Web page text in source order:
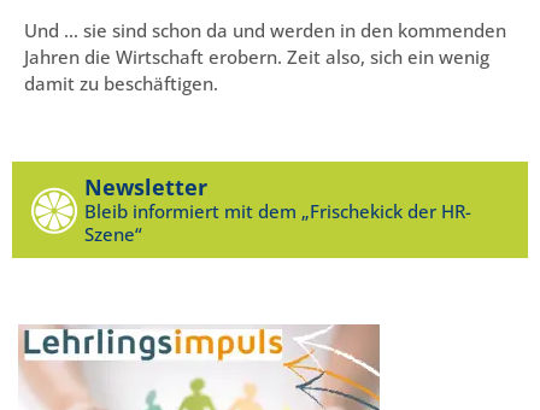
Und … sie sind schon da und werden in den kommenden
Jahren die Wirtschaft erobern. Zeit also, sich ein wenig
damit zu beschäftigen.
Newsletter
Bleib informiert mit dem „Frischekick der HR-
Szene“